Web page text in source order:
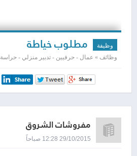
وظيفة مطلوب خياطة
وظائف » عمال - حرفيين - تدبير منزلي - حراسة
مفروشات الشروق
29/10/2015 12:28 صباحاً